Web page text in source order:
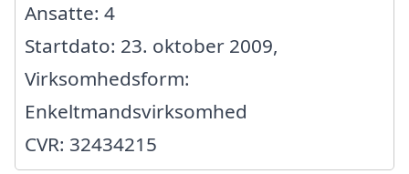
Ansatte: 4
Startdato: 23. oktober 2009,
Virksomhedsform:
Enkeltmandsvirksomhed
CVR: 32434215